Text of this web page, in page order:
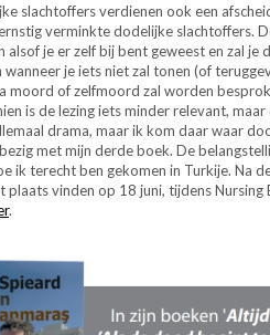
slachtoffers verdienen ook een
verminkte dodelijke slachtoffers.
alsof je er zelf bij bent geweest en zal
wanneer je iets niet zal tonen (of
moord of zelfmoord zal worden
is de lezing iets minder relevant,
drama, maar ik kom daar waar
met mijn derde boek. De
ik terecht ben gekomen in Turkije. Na
plaats vinden op 18 juni, tijdens
.